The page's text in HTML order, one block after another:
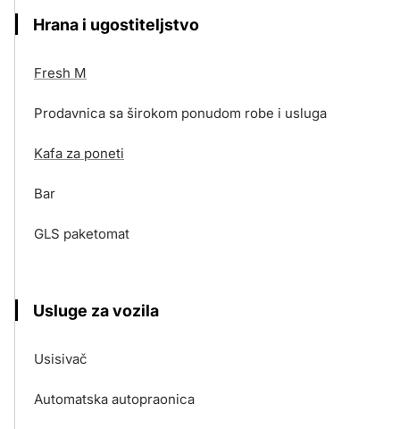
Hrana i ugostiteljstvo
Fresh M
Prodavnica sa širokom ponudom robe i usluga
Kafa za poneti
Bar
GLS paketomat
Usluge za vozila
Usisivač
Automatska autopraonica